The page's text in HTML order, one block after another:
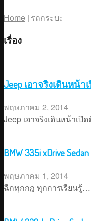
Home | รถกระบะ
เรื่อง
Jeep เอาจริงเดินหน้า
พฤษภาคม 2, 2014
Jeep เอาจริงเดินหน้าเปิ
BMW 335i xDrive
พฤษภาคม 1, 2014
ฉีกทุกกฎ ทุกการเรียนรู้…